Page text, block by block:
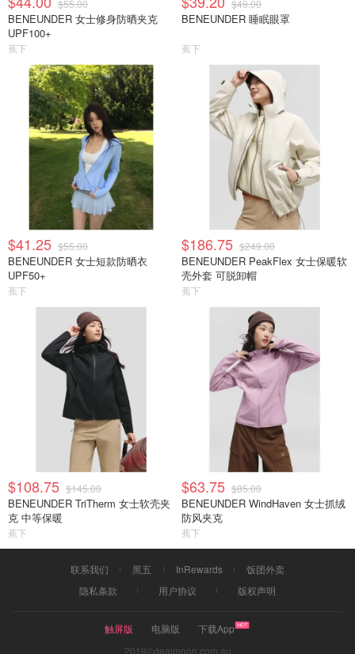
$55.00
BENEUNDER 女士修身防晒夹克
UPF100+
蕉下
$49.00
BENEUNDER 睡眠眼罩
蕉下
$41.25 $55.00
BENEUNDER 女士短款防晒衣
UPF50+
蕉下
$186.75 $249.00
BENEUNDER PeakFlex 女士保暖软
壳外套 可脱卸帽
蕉下
$108.75 $145.00
BENEUNDER TriTherm 女士软壳夹
克 中等保暖
蕉下
$63.75 $85.00
BENEUNDER WindHaven 女士抓绒
防风夹克
蕉下
联系我们 黑五 InRewards
饭团外卖
隐私条款
用户协议 版权声明
触屏版 电脑版
下载App
2019©dealmoon.com.au